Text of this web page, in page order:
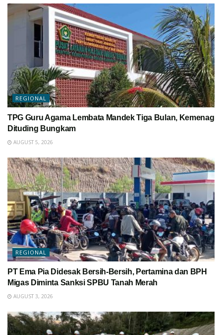
REGIONAL
TPG Guru Agama Lembata Mandek Tiga Bulan, Kemenag
Dituding Bungkam
AUGUST 5, 2026
REGIONAL
PT Ema Pia Didesak Bersih-Bersih, Pertamina dan BPH
Migas Diminta Sanksi SPBU Tanah Merah
AUGUST 3, 2026